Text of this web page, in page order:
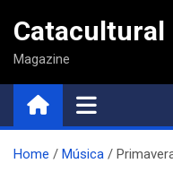
contenido
Catacultural
Magazine
Home Música